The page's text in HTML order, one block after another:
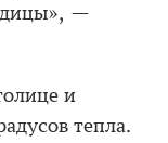
—
и
тепла.